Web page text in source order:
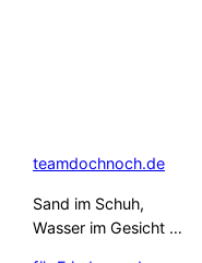
teamdochnoch.de
Sand im Schuh,
Wasser im Gesicht …